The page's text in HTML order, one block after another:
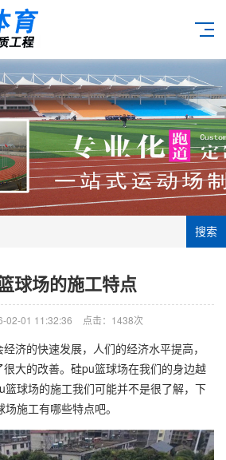
搜索
球场的施工特点
02-01 11:32:36 点击：1438次
的快速发展，人们的经济水平提高，
大的改善。 硅pu篮球场在我们的身边越
篮球场的施工我们可能并不是很了解，下
场施工有哪些特点吧。